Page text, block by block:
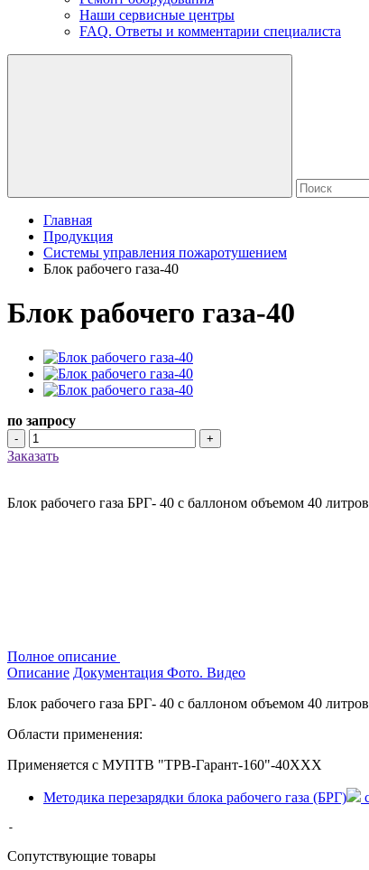
Наши сервисные центры
FAQ. Ответы и комментарии специалиста
Главная
Продукция
Системы управления пожаротушением
Блок рабочего газа-40
Блок рабочего газа-40
по запросу
- +
Заказать
Блок рабочего газа БРГ- 40 с баллоном объемом 40
Полное описание
Описание Документация Фото. Видео
Блок рабочего газа БРГ- 40 с баллоном объемом 40
Области применения:
Применяется с МУПТВ "ТРВ-Гарант-160"-40XXX
Методика перезарядки блока рабочего газа (БРГ)
-
Сопутствующие товары